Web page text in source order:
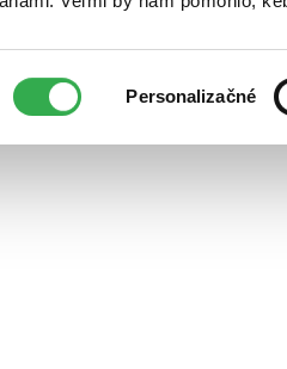
Personalizačné